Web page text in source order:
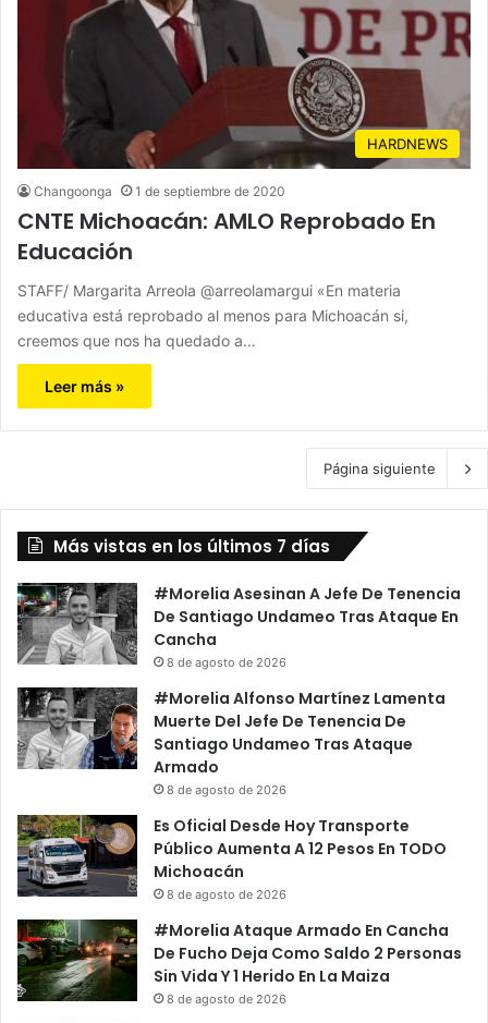
HARDNEWS
Changoonga 1 de septiembre de 2020
CNTE Michoacán: AMLO Reprobado En
Educación
STAFF/ Margarita Arreola @arreolamargui «En materia
educativa está reprobado al menos para Michoacán si,
creemos que nos ha quedado a…
Leer más »
Página siguiente
Más vistas en los últimos 7 días
#Morelia Asesinan A Jefe De Tenencia
De Santiago Undameo Tras Ataque En
Cancha
8 de agosto de 2026
#Morelia Alfonso Martínez Lamenta
Muerte Del Jefe De Tenencia De
Santiago Undameo Tras Ataque
Armado
8 de agosto de 2026
Es Oficial Desde Hoy Transporte
Público Aumenta A 12 Pesos En TODO
Michoacán
8 de agosto de 2026
#Morelia Ataque Armado En Cancha
De Fucho Deja Como Saldo 2 Personas
Sin Vida Y 1 Herido En La Maiza
8 de agosto de 2026